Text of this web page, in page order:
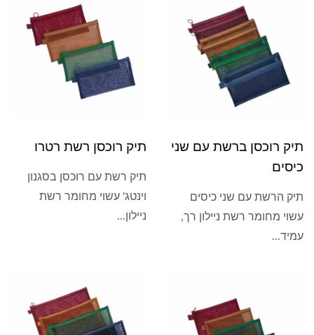
תיק רוכסן ברשת עם שני
כיסים
תיק הרשת עם שני כיסים
עשוי מחומר רשת ניילון רך,
עמיד...
תיק רוכסן רשת רטרו
תיק רשת עם רוכסן בסגנון
וינטג' עשוי מחומר רשת
ניילון...